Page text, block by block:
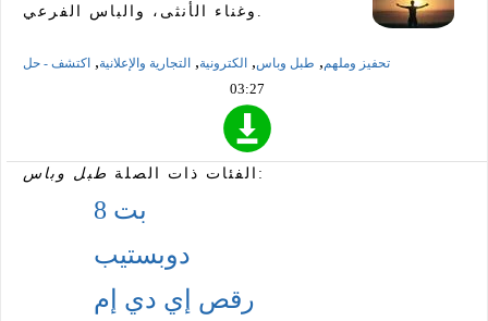
وغناء الأنثى، والباس الفرعي.
تحفيز وملهم, طبل وباس, الكترونية, التجارية والإعلانية, اكتشف - حل
03:27
الفئات ذات الصلة طبل وباس :
8 بت
دوبستيب
رقص إي دي إم